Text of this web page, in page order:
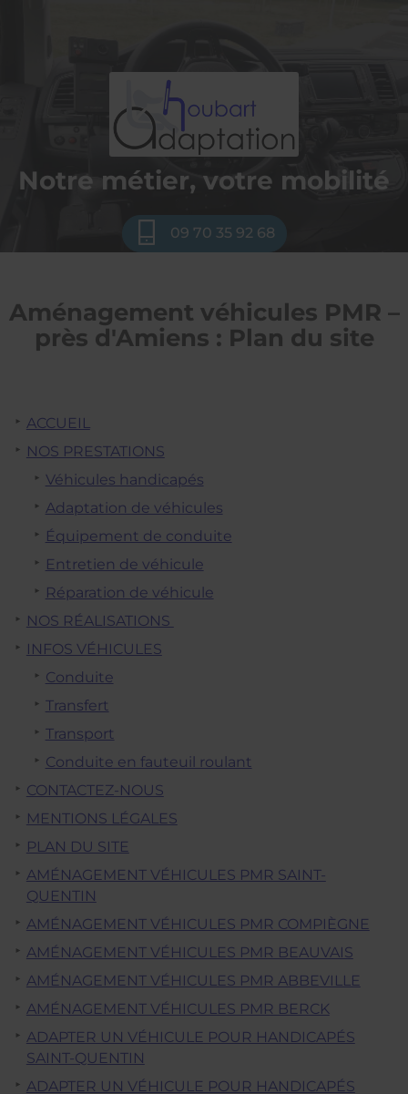
Notre métier, votre mobilité
09 70 35 92 68
Aménagement véhicules PMR –
près d'Amiens : Plan du site
ACCUEIL
NOS PRESTATIONS
Véhicules handicapés
Adaptation de véhicules
Équipement de conduite
Entretien de véhicule
Réparation de véhicule
NOS RÉALISATIONS
INFOS VÉHICULES
Conduite
Transfert
Transport
Conduite en fauteuil roulant
CONTACTEZ-NOUS
MENTIONS LÉGALES
PLAN DU SITE
AMÉNAGEMENT VÉHICULES PMR SAINT-
QUENTIN
AMÉNAGEMENT VÉHICULES PMR COMPIÈGNE
AMÉNAGEMENT VÉHICULES PMR BEAUVAIS
AMÉNAGEMENT VÉHICULES PMR ABBEVILLE
AMÉNAGEMENT VÉHICULES PMR BERCK
ADAPTER UN VÉHICULE POUR HANDICAPÉS
SAINT-QUENTIN
ADAPTER UN VÉHICULE POUR HANDICAPÉS